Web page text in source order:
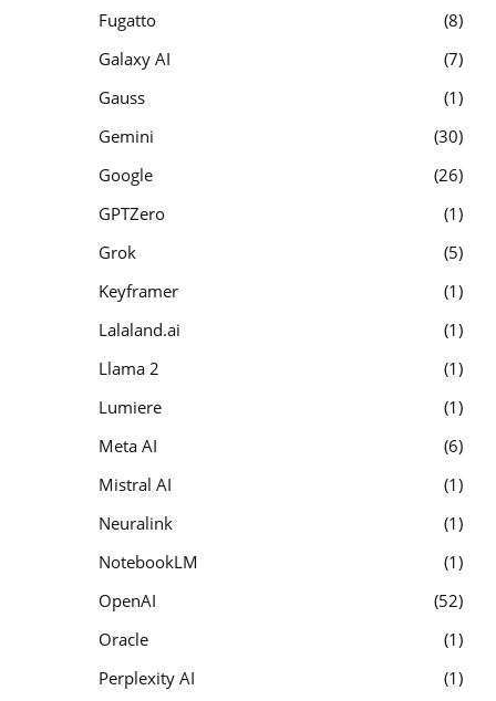
Fugatto
8
Galaxy AI
7
Gauss
1
Gemini
30
Google
26
GPTZero
1
Grok
5
Keyframer
1
Lalaland.ai
1
Llama 2
1
Lumiere
1
Meta AI
6
Mistral AI
1
Neuralink
1
NotebookLM
1
OpenAI
52
Oracle
1
Perplexity AI
1